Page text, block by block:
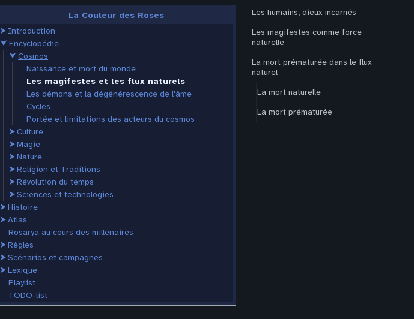
La Couleur des Roses
⮞ Introduction
⮟ Encyclopédie
⮟ Cosmos
Naissance et mort du monde
Les magifestes et les flux naturels
Les démons et la dégénérescence de l'âme
Cycles
Portée et limitations des acteurs du cosmos
⮞Culture
⮞Magie
⮞Nature
⮞Religion et Traditions
⮞Révolution du temps
⮞Sciences et technologies
⮞Histoire
⮞Atlas
Rosarya au cours des millénaires
⮞Règles
⮞Scénarios et campagnes
⮞Lexique
Playlist
TODO-list
Les humains, dieux incarnés
Les magifestes comme force
naturelle
La mort prématurée dans le flux
naturel
La mort naturelle
La mort prématurée